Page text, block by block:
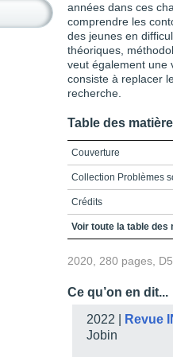
années dans ces
comprendre les
des jeunes en
théoriques,
veut également une
consiste à replacer
recherche.
Table des
Couverture
Collection Problèmes
Crédits
Remerciements
Liste des tableaux
Liste des abréviations
Voir toute la table des
2020, 280 pages,
Ce qu’on en dit...
2022 | Revue
Jobin